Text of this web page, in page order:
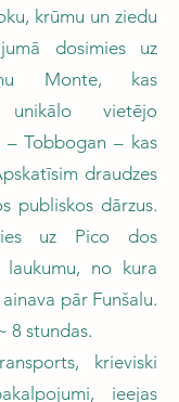
krūmu un ziedu
dosimies uz
Monte, kas
vietējo
Tobbogan – kas
draudzes
publiskos dārzus.
uz Pico dos
no kura
pār Funšalu.
8 stundas.
krieviski
ieejas